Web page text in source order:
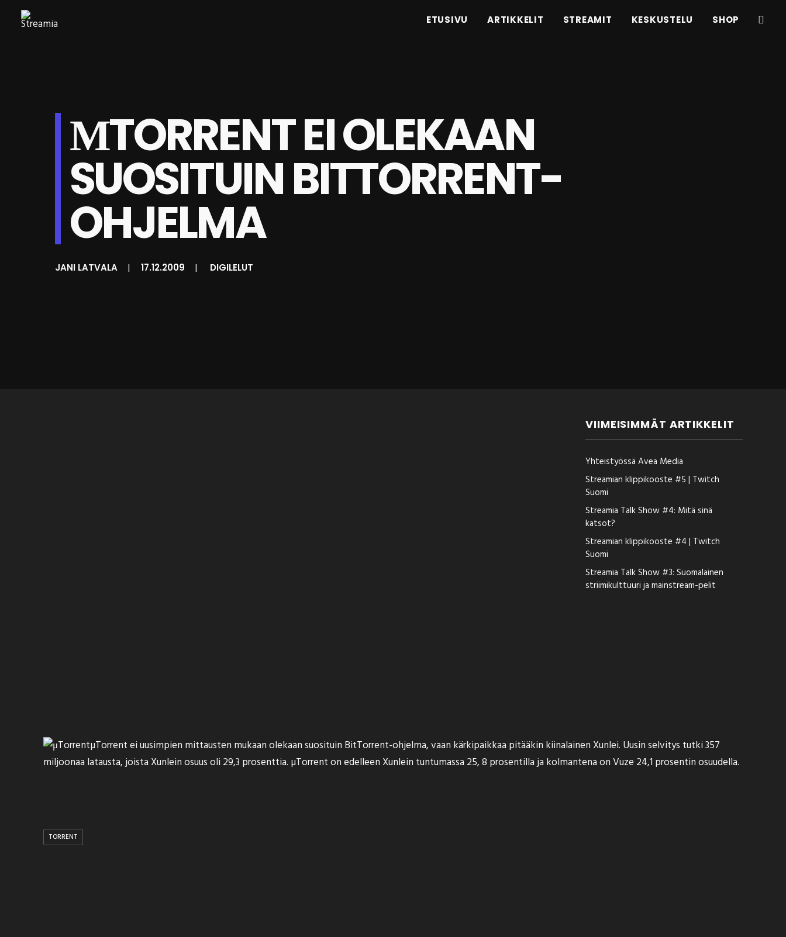
ETUSIVU ARTIKKELIT STREAMIT KESKUSTELU SHOP
ΜTORRENT EI OLEKAAN
SUOSITUIN BITTORRENT-
OHJELMA
JANI LATVALA | 17.12.2009 | DIGILELUT
VIIMEISIMMÄT ARTIKKELIT
Yhteistyössä Avea Media
Streamian klippikooste #5 | Twitch
Suomi
Streamia Talk Show #4: Mitä sinä
katsot?
Streamian klippikooste #4 | Twitch
Suomi
Streamia Talk Show #3: Suomalainen
striimikulttuuri ja mainstream-pelit
µTorrent ei uusimpien mittausten mukaan olekaan suosituin BitTorrent-ohjelma, vaan kärkipaikkaa pitääkin kiinalainen Xunlei. Uusin selvitys tutki 357
miljoonaa latausta, joista Xunlein osuus oli 29,3 prosenttia. µTorrent on edelleen Xunlein tuntumassa 25, 8 prosentilla ja kolmantena on Vuze 24,1 prosentin osuudella.
TORRENT